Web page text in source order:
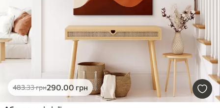
483.33грн290.00 грн